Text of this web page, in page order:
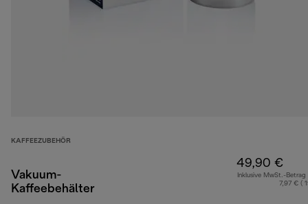
KAFFEEZUBEHÖR
Vakuum-
Kaffeebehälter
49,90 €
Inklusive MwSt.-Betrag
7,97 € (